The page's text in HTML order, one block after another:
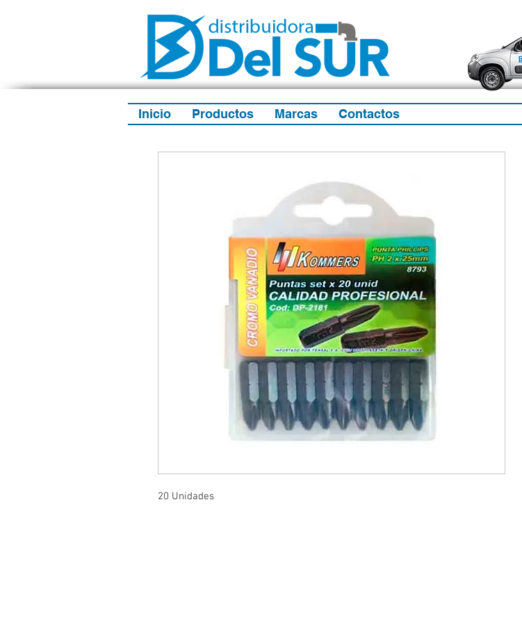
Inicio Productos Marcas Contactos
20 Unidades